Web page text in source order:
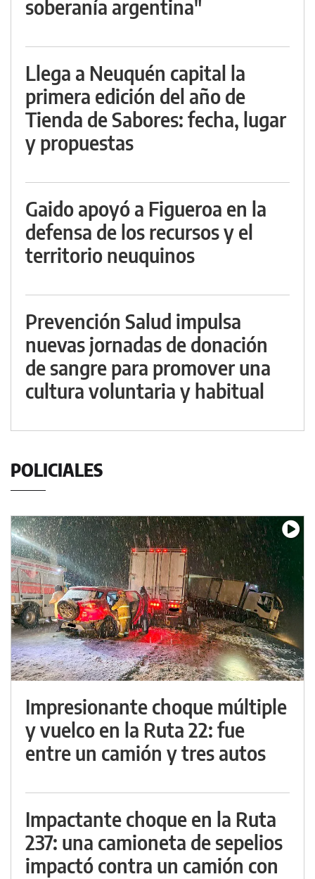
soberanía argentina"
Llega a Neuquén capital la
primera edición del año de
Tienda de Sabores: fecha, lugar
y propuestas
Gaido apoyó a Figueroa en la
defensa de los recursos y el
territorio neuquinos
Prevención Salud impulsa
nuevas jornadas de donación
de sangre para promover una
cultura voluntaria y habitual
POLICIALES
Impresionante choque múltiple
y vuelco en la Ruta 22: fue
entre un camión y tres autos
Impactante choque en la Ruta
237: una camioneta de sepelios
impactó contra un camión con